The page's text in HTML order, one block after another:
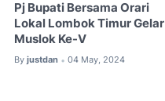
Pj Bupati Bersama Orari
Lokal Lombok Timur Gelar
Muslok Ke-V
By justdan • 04 May, 2024